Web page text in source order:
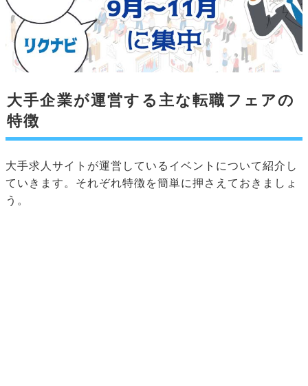
大手企業が運営する主な転職フェアの
特徴
大手求人サイトが運営しているイベントについて紹介し
ていきます。それぞれ特徴を簡単に押さえておきましょ
う。